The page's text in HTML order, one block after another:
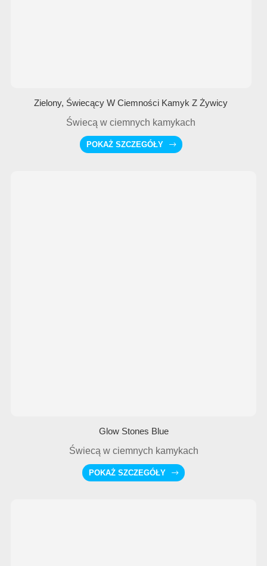
Zielony, Świecący W Ciemności Kamyk Z Żywicy
Świecą w ciemnych kamykach
POKAŻ SZCZEGÓŁY
Glow Stones Blue
Świecą w ciemnych kamykach
POKAŻ SZCZEGÓŁY